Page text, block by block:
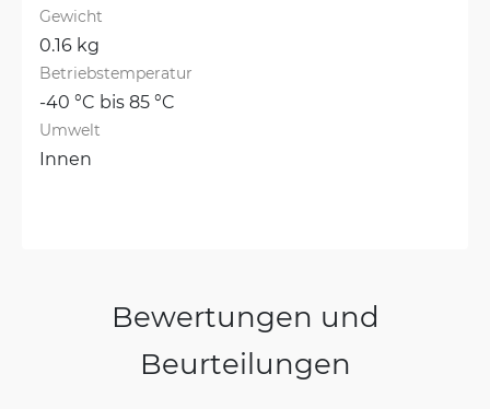
Gewicht
0.16 kg
Betriebstemperatur
-40 °C bis 85 °C
Umwelt
Innen
Bewertungen und
Beurteilungen